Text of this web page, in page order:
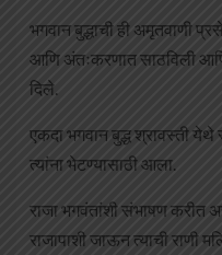
भगवान बुद्धाची ही अमृतवाणी
आणि अंतःकरणात साठविली
दिले.
एकदा भगवान बुद्ध श्रावस्ती
त्यांना भेटण्यासाठी आला.
राजा भगवंतांशी संभाषण करीत
राजापाशी जाऊन त्याची राणी